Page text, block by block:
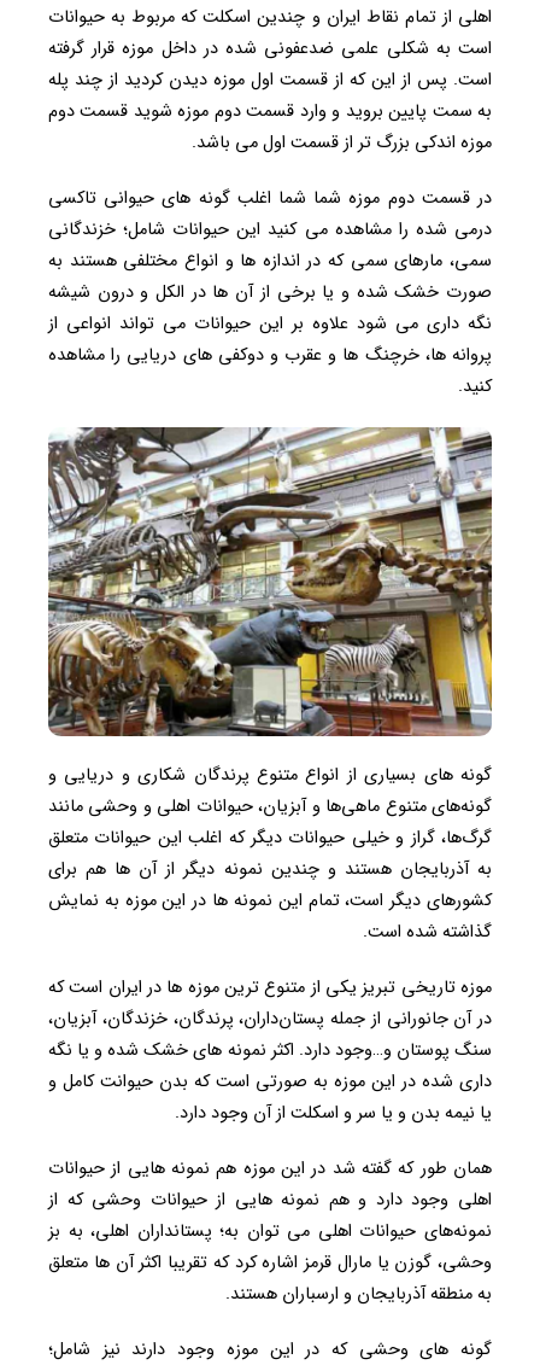
اهلی از تمام نقاط ایران و چندین اسکلت که مربوط به حیوانات
است به شکلی علمی ضدعفونی شده در داخل موزه قرار گرفته
است. پس از این که از قسمت اول موزه دیدن کردید از چند پله
به سمت پایین بروید و وارد قسمت دوم موزه شوید قسمت دوم
موزه اندکی بزرگ تر از قسمت اول می باشد.
در قسمت دوم موزه شما شما اغلب گونه های حیوانی تاکسی
درمی شده را مشاهده می کنید این حیوانات شامل؛ خزندگانی
سمی، مارهای سمی که در اندازه ها و انواع مختلفی هستند به
صورت خشک شده و یا برخی از آن ها در الکل و درون شیشه
نگه داری می شود علاوه بر این حیوانات می تواند انواعی از
پروانه ها، خرچنگ ها و عقرب و دوکفی های دریایی را مشاهده
کنید.
گونه های بسیاری از انواع متنوع پرندگان شکاری و دریایی و
گونه‌های متنوع ماهی‌ها و آبزیان، حیوانات اهلی و وحشی مانند
گرگ‌ها، گراز و خیلی حیوانات دیگر که اغلب این حیوانات متعلق
به آذربایجان هستند و چندین نمونه دیگر از آن ها هم برای
کشورهای دیگر است، تمام این نمونه ها در این موزه به ‌نمایش
گذاشته شده است.
موزه تاریخی تبریز یکی از متنوع ترین موزه ها در ایران است که
در آن جانورانی از جمله پستان‌داران، پرندگان، خزندگان، آبزیان،
سنگ ‌پوستان و…وجود دارد. اکثر نمونه های خشک شده و یا نگه
داری شده در این موزه به صورتی است که بدن حیوانت کامل و
یا نیمه بدن و یا سر و اسکلت از آن وجود دارد.
همان طور که گفته شد در این موزه هم نمونه هایی از حیوانات
اهلی وجود دارد و هم نمونه هایی از حیوانات وحشی که از
نمونه‌های حیوانات اهلی می توان به؛ پستانداران اهلی، به بز
وحشی، گوزن یا مارال قرمز اشاره کرد که تقریبا اکثر آن ها متعلق
به منطقه آذربایجان و ارسباران هستند.
گونه های وحشی که در این موزه وجود دارند نیز شامل؛